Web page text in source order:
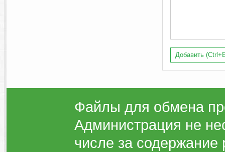
Добавить
Файлы для обмена
Администрация не
числе за